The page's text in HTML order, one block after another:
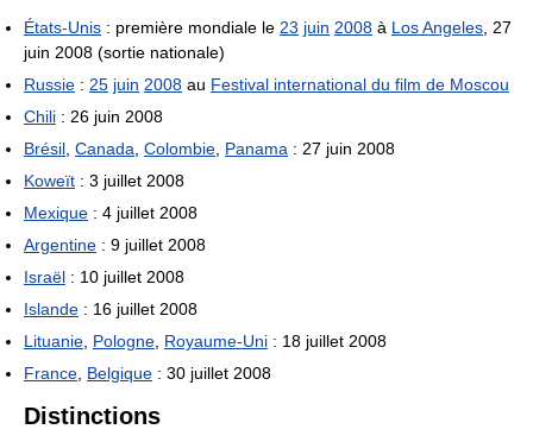
États-Unis : première mondiale le 23 juin 2008 à Los Angeles , 27
juin 2008 (sortie nationale)
Russie : 25 juin 2008 au Festival international du film de Moscou
Chili : 26 juin 2008
Brésil Canada Colombie Panama : 27 juin 2008
Koweït : 3 juillet 2008
Mexique : 4 juillet 2008
Argentine : 9 juillet 2008
Israël : 10 juillet 2008
Islande : 16 juillet 2008
Lituanie Pologne Royaume-Uni : 18 juillet 2008
France Belgique : 30 juillet 2008
Distinctions